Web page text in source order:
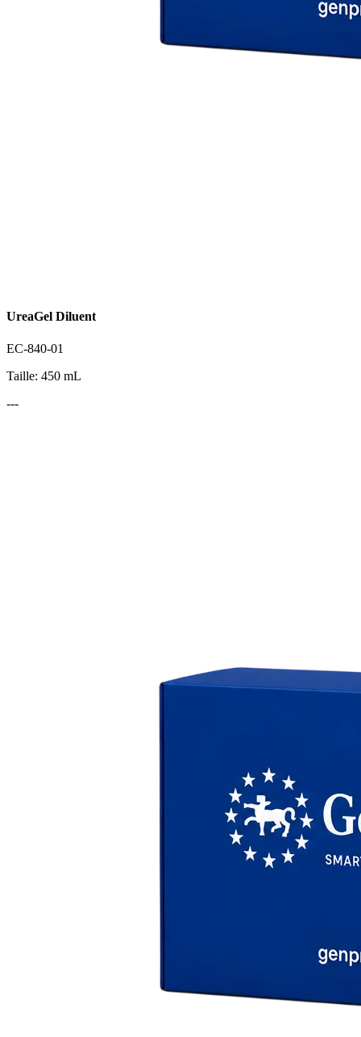
UreaGel Diluent
EC-840-01
Taille: 450 mL
---